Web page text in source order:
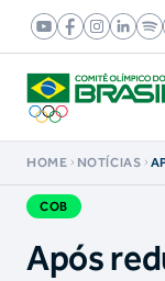
HOME NOTÍCIAS
COB
Após